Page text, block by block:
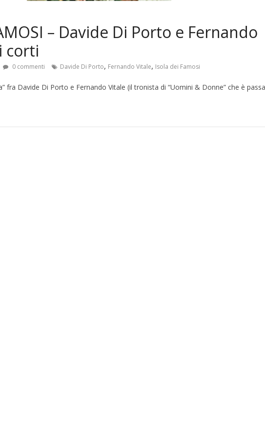
– Davide Di Porto e Fernando
corti
0 commenti Davide Di Porto, Fernando Vitale, Isola dei Famosi
fra Davide Di Porto e Fernando Vitale (il tronista di “Uomini & Donne” che è